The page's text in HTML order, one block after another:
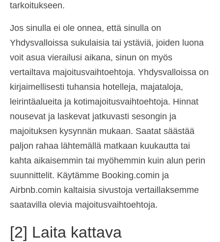
Svenska(Ruotsi)
tarkoitukseen.
Jos sinulla ei ole onnea, että sinulla on
Yhdysvalloissa sukulaisia tai ystäviä, joiden luona
voit asua vierailusi aikana, sinun on myös
vertailtava majoitusvaihtoehtoja. Yhdysvalloissa on
kirjaimellisesti tuhansia hotelleja, majataloja,
leirintäalueita ja kotimajoitusvaihtoehtoja. Hinnat
nousevat ja laskevat jatkuvasti sesongin ja
majoituksen kysynnän mukaan. Saatat säästää
paljon rahaa lähtemällä matkaan kuukautta tai
kahta aikaisemmin tai myöhemmin kuin alun perin
suunnittelit. Käytämme Booking.comin ja
Airbnb.comin kaltaisia sivustoja vertaillaksemme
saatavilla olevia majoitusvaihtoehtoja.
[2] Laita kattava